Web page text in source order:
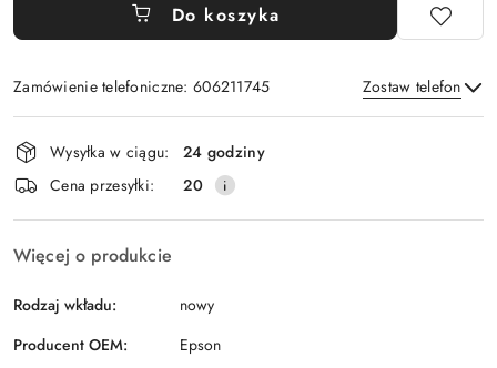
Do koszyka
Zamówienie telefoniczne: 606211745 Zostaw telefon
Wyślij
Dostępność
i
dostawa
Wysyłka w ciągu:
24 godziny
Cena przesyłki:
20
Więcej o produkcie
Rodzaj wkładu:
nowy
Producent OEM:
Epson